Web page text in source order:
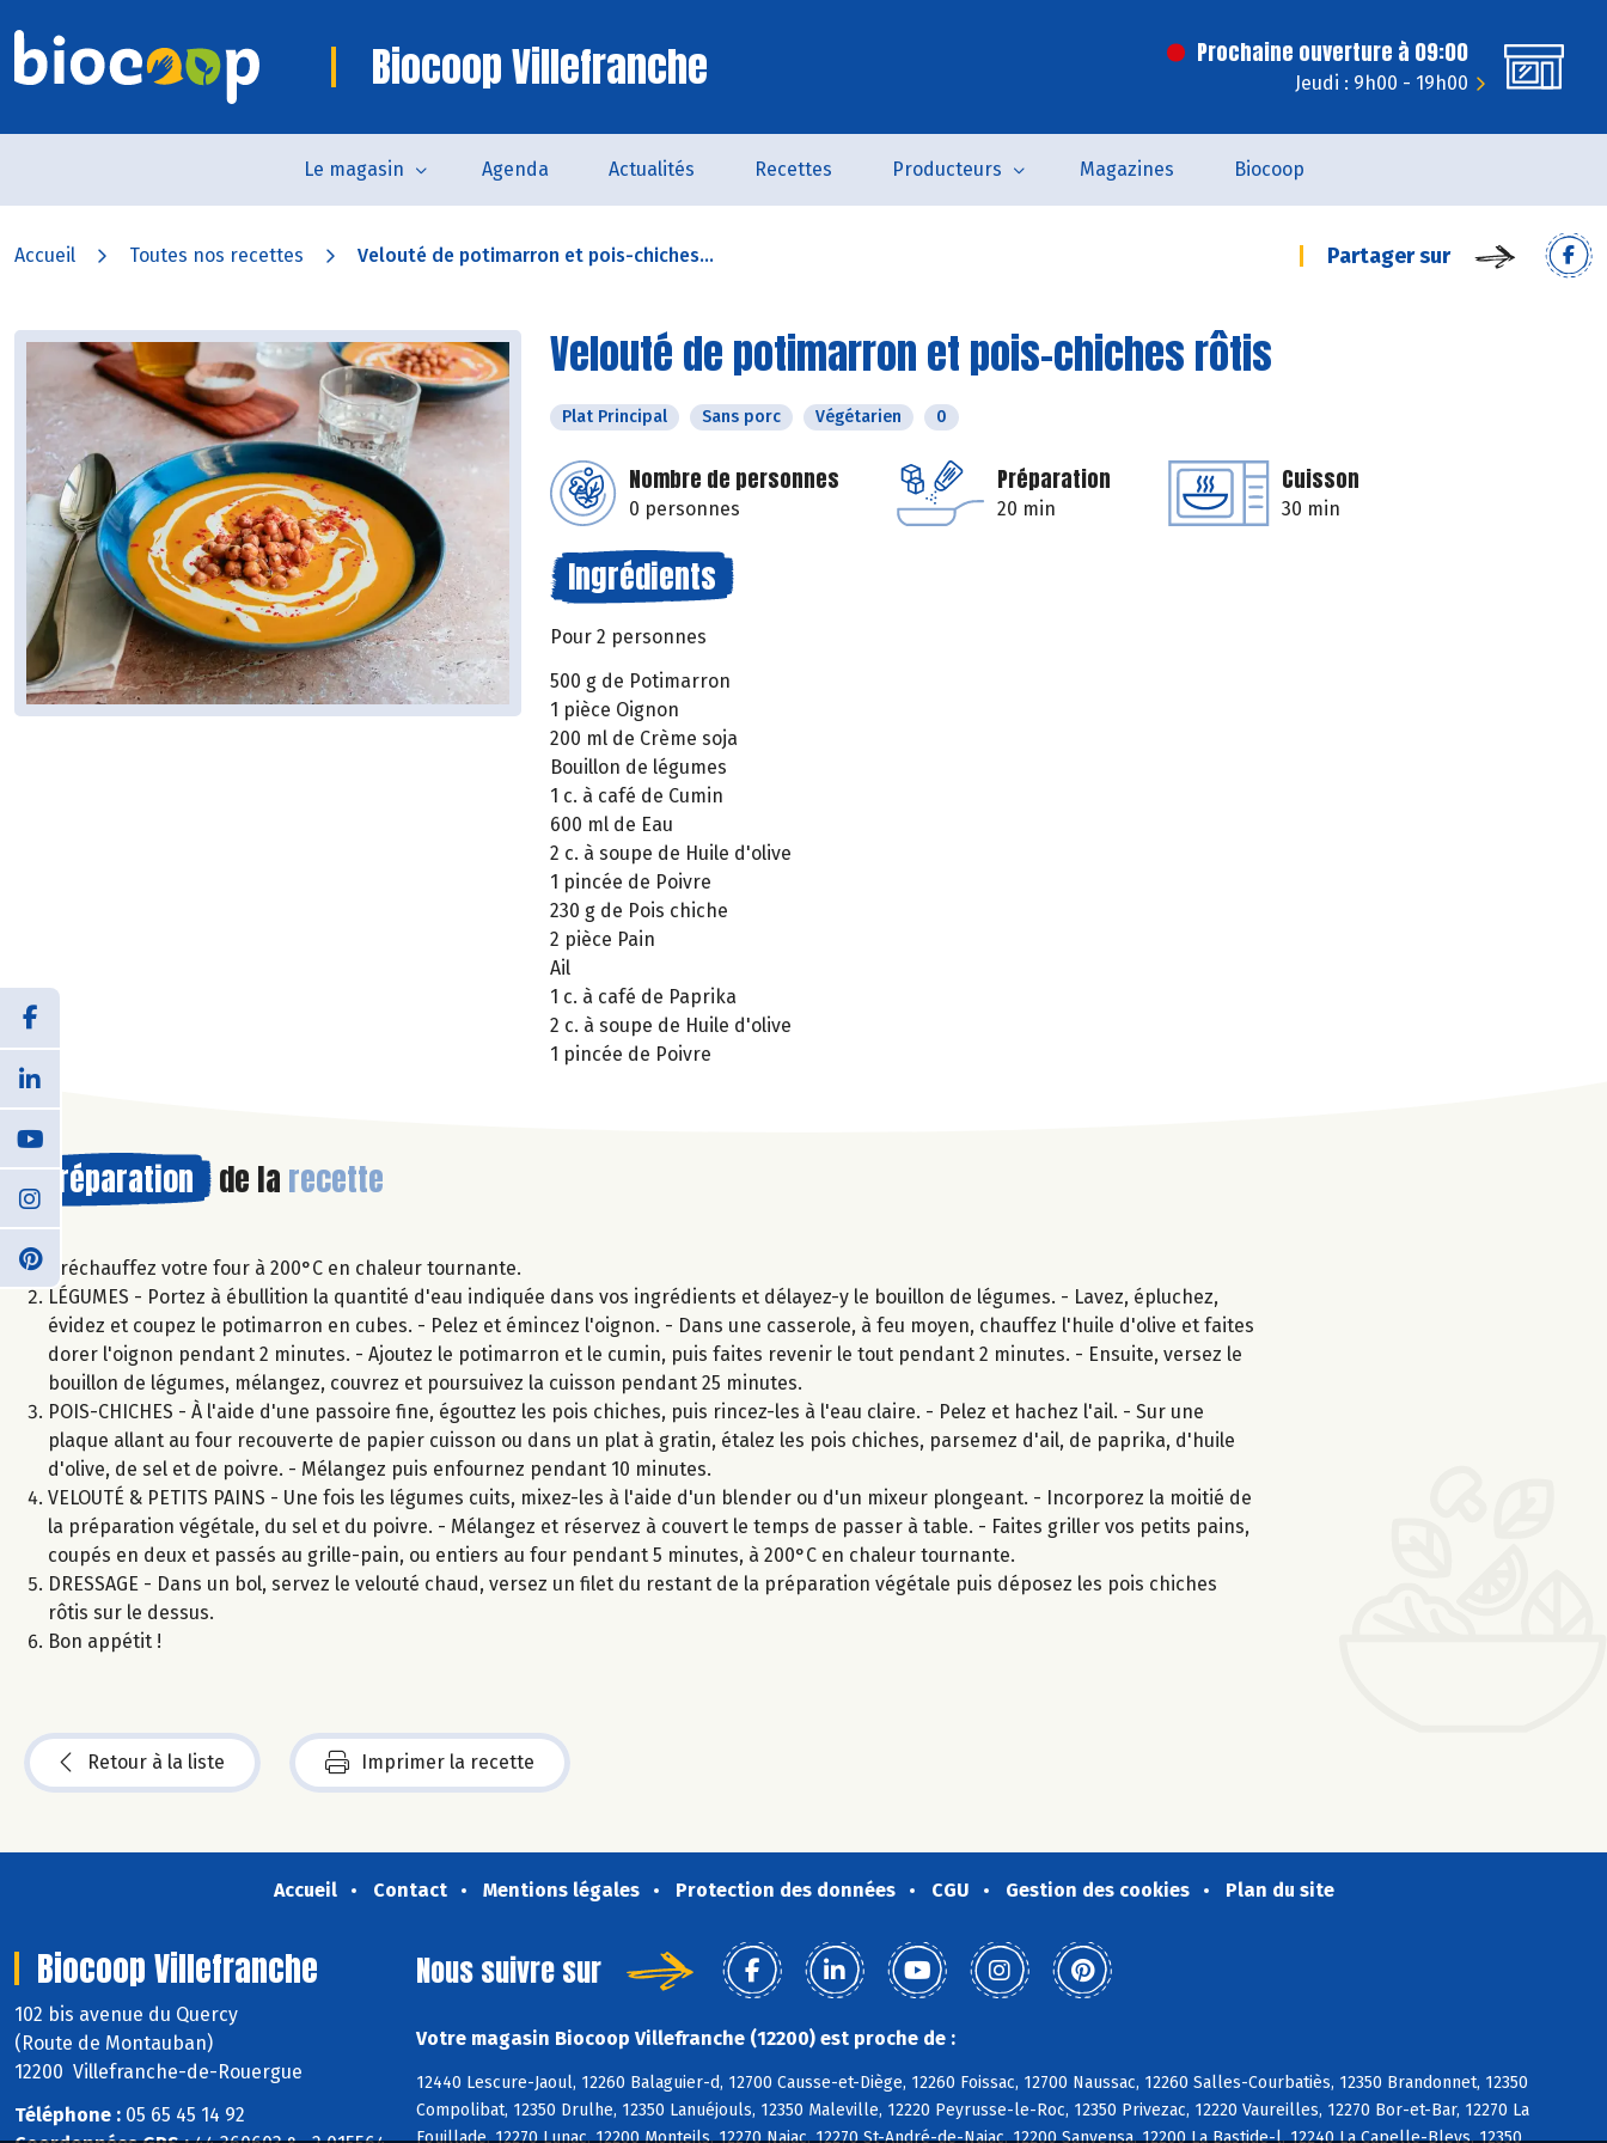
Biocoop Villefranche Prochaine ouverture à 09:00
Jeudi : 9h00 - 19h00
Le magasin Agenda Actualités Recettes Producteurs Magazines Biocoop
Accueil Toutes nos recettes Velouté de potimarron et pois-chiches... Partager sur
Velouté de potimarron et pois-chiches rôtis
Plat Principal Sans porc Végétarien 0
Nombre de personnes
0 personnes
Préparation
20 min
Cuisson
30 min
Ingrédients
Pour 2 personnes
500 g de Potimarron
1 pièce Oignon
200 ml de Crème soja
Bouillon de légumes
1 c. à café de Cumin
600 ml de Eau
2 c. à soupe de Huile d'olive
1 pincée de Poivre
230 g de Pois chiche
2 pièce Pain
Ail
1 c. à café de Paprika
2 c. à soupe de Huile d'olive
1 pincée de Poivre
Préparation de la recette
Préchauffez votre four à 200°C en chaleur tournante.
LÉGUMES - Portez à ébullition la quantité d'eau indiquée dans vos ingrédients et délayez-y le bouillon de légumes. - Lavez, épluchez,
évidez et coupez le potimarron en cubes. - Pelez et émincez l'oignon. - Dans une casserole, à feu moyen, chauffez l'huile d'olive et faites
dorer l'oignon pendant 2 minutes. - Ajoutez le potimarron et le cumin, puis faites revenir le tout pendant 2 minutes. - Ensuite, versez le
bouillon de légumes, mélangez, couvrez et poursuivez la cuisson pendant 25 minutes.
POIS-CHICHES - À l'aide d'une passoire fine, égouttez les pois chiches, puis rincez-les à l'eau claire. - Pelez et hachez l'ail. - Sur une
plaque allant au four recouverte de papier cuisson ou dans un plat à gratin, étalez les pois chiches, parsemez d'ail, de paprika, d'huile
d'olive, de sel et de poivre. - Mélangez puis enfournez pendant 10 minutes.
VELOUTÉ & PETITS PAINS - Une fois les légumes cuits, mixez-les à l'aide d'un blender ou d'un mixeur plongeant. - Incorporez la moitié de
la préparation végétale, du sel et du poivre. - Mélangez et réservez à couvert le temps de passer à table. - Faites griller vos petits pains,
coupés en deux et passés au grille-pain, ou entiers au four pendant 5 minutes, à 200°C en chaleur tournante.
DRESSAGE - Dans un bol, servez le velouté chaud, versez un filet du restant de la préparation végétale puis déposez les pois chiches
rôtis sur le dessus.
Bon appétit !
Retour à la liste Imprimer la recette
Accueil Contact Mentions légales Protection des données CGU Gestion des cookies Plan du site
Biocoop Villefranche
102 bis avenue du Quercy
(Route de Montauban)
12200 Villefranche-de-Rouergue
Téléphone : 05 65 45 14 92
Nous suivre sur
Votre magasin Biocoop Villefranche (12200) est proche de :
12440 Lescure-Jaoul, 12260 Balaguier-d, 12700 Causse-et-Diège, 12260 Foissac, 12700 Naussac, 12260 Salles-Courbatiès, 12350 Brandonnet, 12350
Compolibat, 12350 Drulhe, 12350 Lanuéjouls, 12350 Maleville, 12220 Peyrusse-le-Roc, 12350 Privezac, 12220 Vaureilles, 12270 Bor-et-Bar, 12270 La
Fouillade, 12270 Lunac, 12200 Monteils, 12270 Najac, 12270 St-André-de-Najac, 12200 Sanvensa, 12200 La Bastide-l, 12240 La Capelle-Bleys, 12350